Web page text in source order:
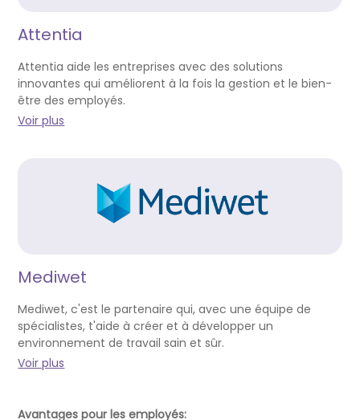
Attentia
Attentia aide les entreprises avec des solutions
innovantes qui améliorent à la fois la gestion et le bien-
être des employés.
Voir plus
Mediwet
Mediwet, c'est le partenaire qui, avec une équipe de
spécialistes, t'aide à créer et à développer un
environnement de travail sain et sûr.
Voir plus
Avantages pour les employés: